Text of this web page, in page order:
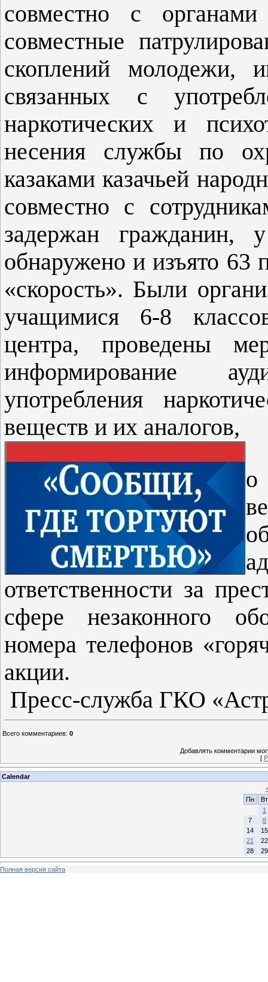
совместно с
совместные
скоплений молодежи,
связанных с
наркотических и
несения службы по
казаками казачьей
совместно с
задержан гражданин,
обнаружено и изъято 63
«скорость». Были
учащимися 6-8
центра, проведены
информирование
употребления
веществ и их аналогов,
о
ответственности за
сфере незаконного
номера телефонов
акции.
Пресс-служба ГКО
Всего комментариев: 0
Добавлять комментарии
[
Calendar
Пн
Вт
1
7
8
14
15
21
22
28
29
Полная версия сайта